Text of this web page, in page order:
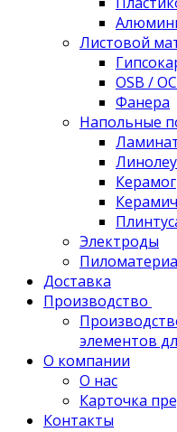
Листовой
OSB /
Фанера
Напольные
Электроды
Доставка
Производство
элементов
О компании
О нас
Карточка
Контакты